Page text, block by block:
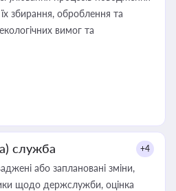
збирання, оброблення та
вимог та
служба +4
або заплановані зміни,
щодо держслужби, оцінка